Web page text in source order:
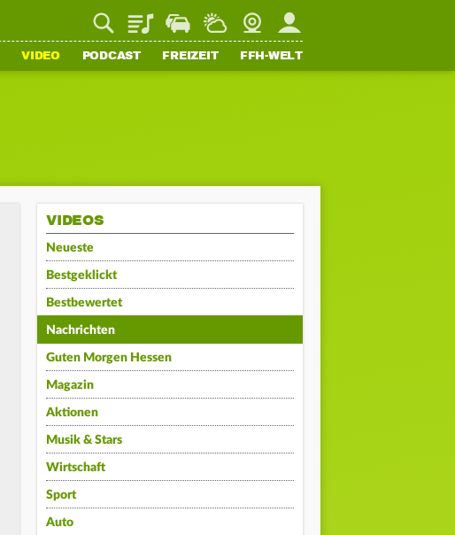
PlaylistStaupilotWetterWebcamMein FFH
VIDEO PODCAST FREIZEIT FFH-WELT
VIDEOS
Neueste
Bestgeklickt
Bestbewertet
Nachrichten
Guten Morgen Hessen
Magazin
Aktionen
Musik & Stars
Wirtschaft
Sport
Auto